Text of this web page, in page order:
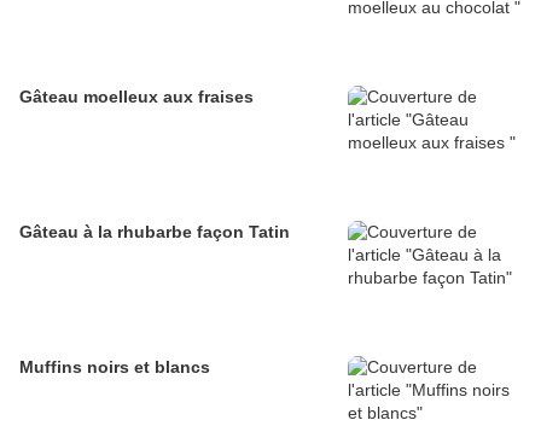
Gâteau moelleux aux fraises
Gâteau à la rhubarbe façon Tatin
Muffins noirs et blancs